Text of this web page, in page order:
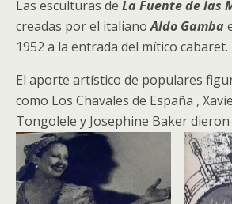
Las esculturas de La Fuente de las
creadas por el italianoAldo Gamba
1952 a la entrada del mítico cabaret.
El aporte artístico de populares
como Los Chavales de España ,
Tongolele y Josephine Baker